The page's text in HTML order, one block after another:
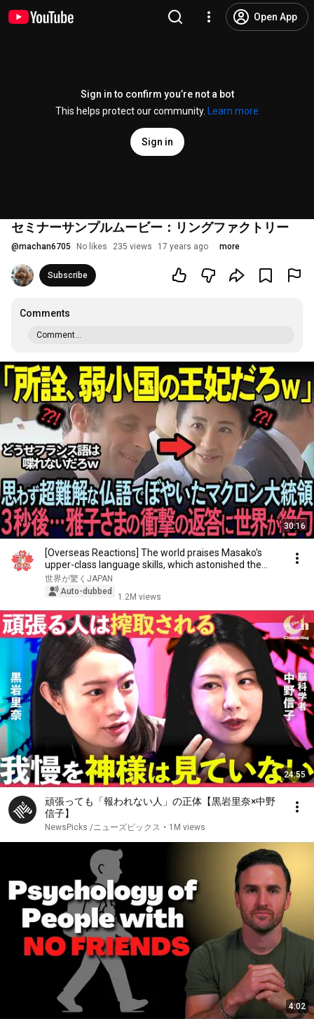
Open App
Sign in to confirm you’re not a bot
This helps protect our community.
Learn more
Sign in
セミナーサンプルムービー：リングファクトリー
@machan6705 No likes 235 views 17 years ago more
Subscribe
Comments
Comment...
30:16
[Overseas Reactions] The world praises Masako's
upper-class language skills, which astonished the...
世界が驚くJAPAN
Auto-dubbed
1.2M views
24:55
頑張っても「報われない人」の正体【黒岩里奈×中野
信子】
NewsPicks /ニューズピックス • 1M views
4:02